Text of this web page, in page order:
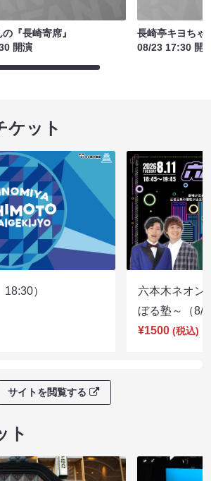
『長崎寄席』
開演
長崎亭キヨちゃ
08/23 17:30 開
ケット
）
六本木ネオン
ぼる塾～（
¥1500 (税込)
サイトを閲覧する
ト